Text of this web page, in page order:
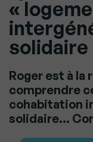
«
solidaire
Roger est à
comprendre
cohabitation
solidaire…